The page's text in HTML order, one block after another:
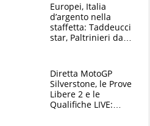
Europei, Italia
d’argento nella
staffetta: Taddeucci
star, Paltrinieri da
Padre Pio
Diretta MotoGP
Silverstone, le Prove
Libere 2 e le
Qualifiche LIVE: